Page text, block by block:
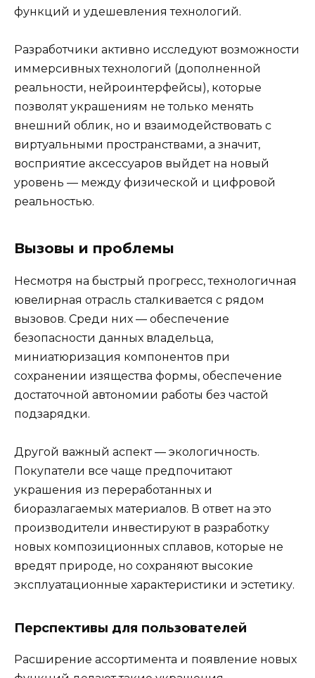
функций и удешевления технологий.
Разработчики активно исследуют возможности
иммерсивных технологий (дополненной
реальности, нейроинтерфейсы), которые
позволят украшениям не только менять
внешний облик, но и взаимодействовать с
виртуальными пространствами, а значит,
восприятие аксессуаров выйдет на новый
уровень — между физической и цифровой
реальностью.
Вызовы и проблемы
Несмотря на быстрый прогресс, технологичная
ювелирная отрасль сталкивается с рядом
вызовов. Среди них — обеспечение
безопасности данных владельца,
миниатюризация компонентов при
сохранении изящества формы, обеспечение
достаточной автономии работы без частой
подзарядки.
Другой важный аспект — экологичность.
Покупатели все чаще предпочитают
украшения из переработанных и
биоразлагаемых материалов. В ответ на это
производители инвестируют в разработку
новых композиционных сплавов, которые не
вредят природе, но сохраняют высокие
эксплуатационные характеристики и эстетику.
Перспективы для пользователей
Расширение ассортимента и появление новых